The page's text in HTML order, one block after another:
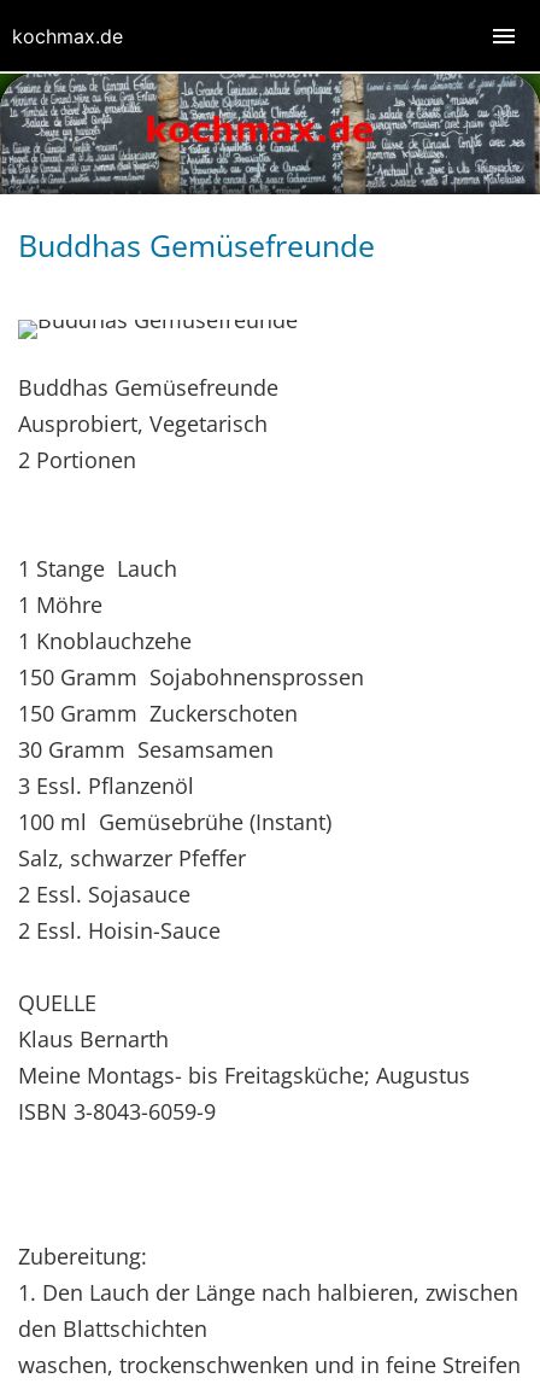
Buddhas Gemüsefreunde
Buddhas Gemüsefreunde
Ausprobiert, Vegetarisch
2 Portionen
1 Stange Lauch
1 Möhre
1 Knoblauchzehe
150 Gramm Sojabohnensprossen
150 Gramm Zuckerschoten
30 Gramm Sesamsamen
3 Essl. Pflanzenöl
100 ml Gemüsebrühe (Instant)
Salz, schwarzer Pfeffer
2 Essl. Sojasauce
2 Essl. Hoisin-Sauce
QUELLE
Klaus Bernarth
Meine Montags- bis Freitagsküche; Augustus
ISBN 3-8043-6059-9
Zubereitung:
1. Den Lauch der Länge nach halbieren, zwischen
den Blattschichten
waschen, trockenschwenken und in feine Streifen
kochmax.de